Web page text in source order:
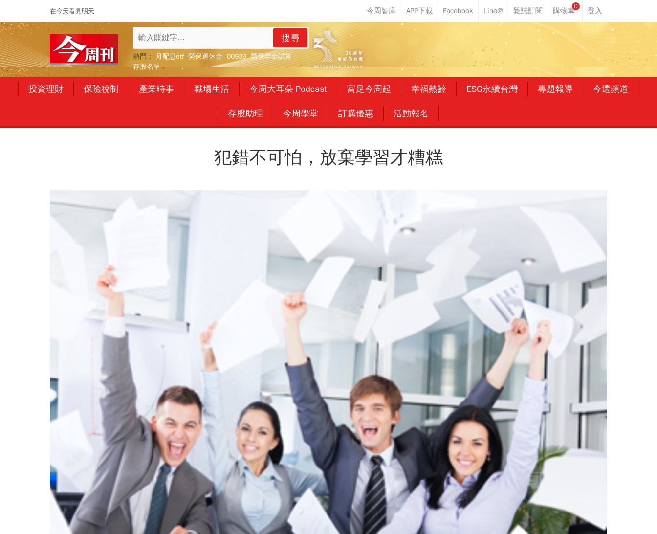
在今天看見明天
0
搜尋
熱門： 月配息etf 勞保退休金 00939 勞保年金試算
存股名單
投資理財 保險稅制 產業時事 職場生活 今周大耳朵 Podcast 富足今周起 幸福熟齡 ESG永續台灣 專題報導 今選頻道
存股助理 今周學堂 訂購優惠 活動報名
犯錯不可怕，放棄學習才糟糕